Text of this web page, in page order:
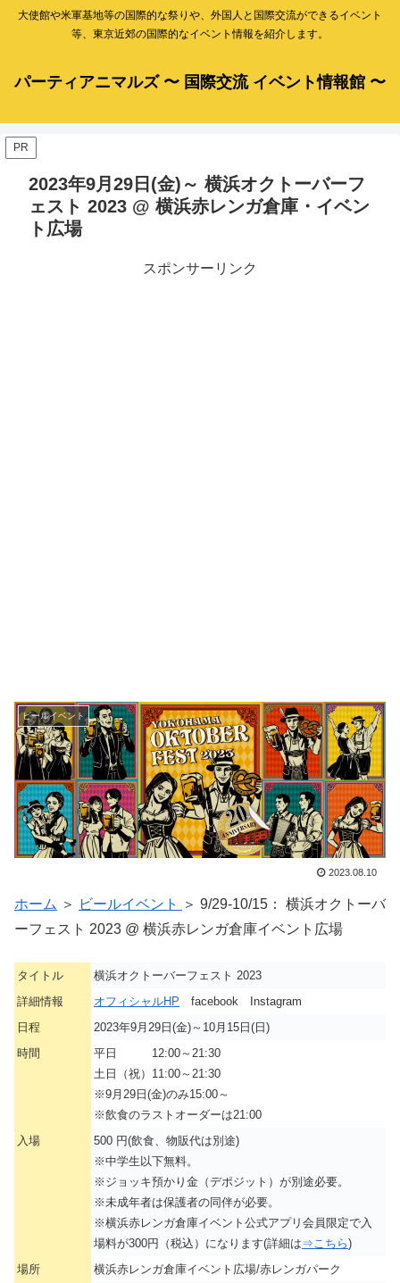
大使館や米軍基地等の国際的な祭りや、外国人と国際交流ができるイベント
等、東京近郊の国際的なイベント情報を紹介します。
パーティアニマルズ 〜 国際交流 イベント情報館 〜
PR
2023年9月29日(金)～ 横浜オクトーバーフ
ェスト 2023 @ 横浜赤レンガ倉庫・イベン
ト広場
スポンサーリンク
ビールイベント
2023.08.10
ホーム ＞ ビールイベント
＞ 9/29-10/15： 横浜オクトーバ
ーフェスト 2023 @ 横浜赤レンガ倉庫イベント広場
タイトル
横浜オクトーバーフェスト 2023
詳細情報
オフィシャルHP facebook Instagram
日程
2023年9月29日(金)～10月15日(日)
時間
平日 12:00～21:30
土日（祝）11:00～21:30
※9月29日(金)のみ15:00～
※飲食のラストオーダーは21:00
入場
500 円(飲食、物販代は別途)
※中学生以下無料。
※ジョッキ預かり金（デポジット）が別途必要。
※未成年者は保護者の同伴が必要。
※横浜赤レンガ倉庫イベント公式アプリ会員限定で入
場料が300円（税込）になります(詳細は⇒こちら)
場所
横浜赤レンガ倉庫イベント広場/赤レンガパーク